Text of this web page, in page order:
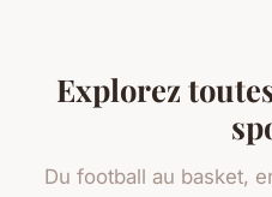
Explorez
Du football au basket,